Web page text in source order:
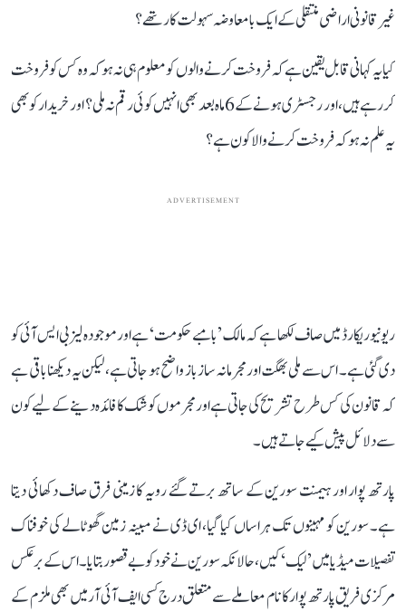
غیر قانونی اراضی منتقلی کے ایک با معاوضہ سہولت کار تھے؟
کیا یہ کہانی قابل یقین ہے کہ فروخت کرنے والوں کو معلوم ہی نہ ہو کہ وہ کس کو فروخت
کر رہے ہیں، اور رجسٹری ہونے کے 6 ماہ بعد بھی انہیں کوئی رقم نہ ملی؟ اور خریدار کو بھی
یہ علم نہ ہو کہ فروخت کرنے والا کون ہے؟
ADVERTISEMENT
ریونیو ریکارڈ میں صاف لکھا ہے کہ مالک ’بامبے حکومت‘ ہے اور موجودہ لیز بی ایس آئی کو
دی گئی ہے۔ اس سے ملی بھگت اور مجرمانہ ساز باز واضح ہو جاتی ہے، لیکن یہ دیکھنا باقی ہے
کہ قانون کی کس طرح تشریح کی جاتی ہے اور مجرموں کو شک کا فائدہ دینے کے لیے کون
سے دلائل پیش کیے جاتے ہیں۔
پارتھ پوار اور ہیمنت سورین کے ساتھ برتے گئے رویہ کا زمینی فرق صاف دکھائی دیتا
ہے۔ سورین کو مہینوں تک ہراساں کیا گیا، ای ڈی نے مبینہ زمین گھوٹالے کی خوفناک
تفصیلات میڈیا میں ’لیک‘ کیں، حالانکہ سورین نے خود کو بے قصور بتایا۔ اس کے برعکس
مرکزی فریق پارتھ پوار کا نام معاملے سے متعلق درج کسی ایف آئی آر میں بھی ملزم کے